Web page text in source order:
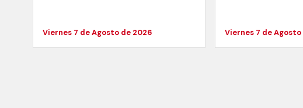
Viernes 7 de Agosto de 2026 Viernes 7 de